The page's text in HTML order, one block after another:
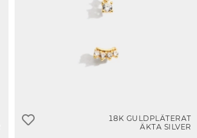
18K GULDPLÄTERAT
ÄKTA SILVER